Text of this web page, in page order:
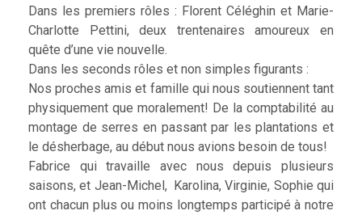
Dans les premiers rôles : Florent Céléghin et Marie-
Charlotte Pettini, deux trentenaires amoureux en
quête d’une vie nouvelle.
Dans les seconds rôles et non simples figurants :
Nos proches amis et famille qui nous soutiennent tant
physiquement que moralement! De la comptabilité au
montage de serres en passant par les plantations et
le désherbage, au début nous avions besoin de tous!
Fabrice qui travaille avec nous depuis plusieurs
saisons, et Jean-Michel, Karolina, Virginie, Sophie qui
ont chacun plus ou moins longtemps participé à notre